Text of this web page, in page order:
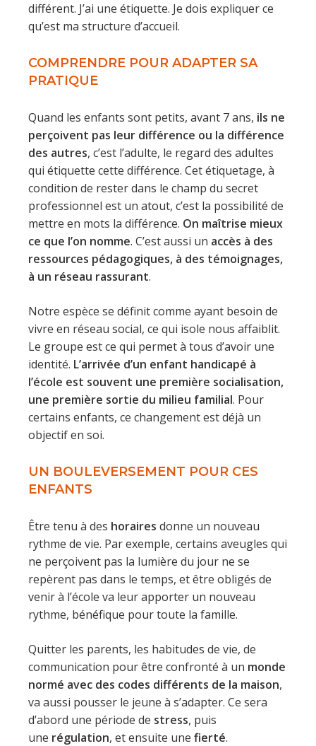
différent. J’ai une étiquette. Je dois expliquer ce
qu’est ma structure d’accueil.
COMPRENDRE POUR ADAPTER SA
PRATIQUE
Quand les enfants sont petits, avant 7 ans, ils ne
perçoivent pas leur différence ou la différence
des autres, c’est l’adulte, le regard des adultes
qui étiquette cette différence. Cet étiquetage, à
condition de rester dans le champ du secret
professionnel est un atout, c’est la possibilité de
mettre en mots la différence. On maîtrise mieux
ce que l’on nomme. C’est aussi un accès à des
ressources pédagogiques, à des témoignages,
à un réseau rassurant.
Notre espèce se définit comme ayant besoin de
vivre en réseau social, ce qui isole nous affaiblit.
Le groupe est ce qui permet à tous d’avoir une
identité. L’arrivée d’un enfant handicapé à
l’école est souvent une première socialisation,
une première sortie du milieu familial. Pour
certains enfants, ce changement est déjà un
objectif en soi.
UN BOULEVERSEMENT POUR CES
ENFANTS
Être tenu à des horaires donne un nouveau
rythme de vie. Par exemple, certains aveugles qui
ne perçoivent pas la lumière du jour ne se
repèrent pas dans le temps, et être obligés de
venir à l’école va leur apporter un nouveau
rythme, bénéfique pour toute la famille.
Quitter les parents, les habitudes de vie, de
communication pour être confronté à un monde
normé avec des codes différents de la maison,
va aussi pousser le jeune à s’adapter. Ce sera
d’abord une période de stress, puis
une régulation, et ensuite une fierté.